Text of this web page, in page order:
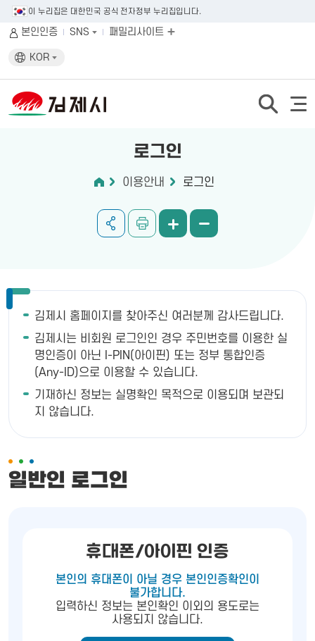
이 누리집은 대한민국 공식 전자정부 누리집입니다.
본인인증 SNS 패밀리사이트
KOR
로그인
이용안내 로그인
김제시 홈페이지를 찾아주신 여러분께 감사드립니다.
김제시는 비회원 로그인인 경우 주민번호를 이용한 실
명인증이 아닌 I-PIN(아이핀) 또는 정부 통합인증
(Any-ID)으로 이용할 수 있습니다.
기재하신 정보는 실명확인 목적으로 이용되며 보관되
지 않습니다.
일반인 로그인
휴대폰/아이핀 인증
본인의 휴대폰이 아닐 경우 본인인증확인이
불가합니다.
입력하신 정보는 본인확인 이외의 용도로는
사용되지 않습니다.